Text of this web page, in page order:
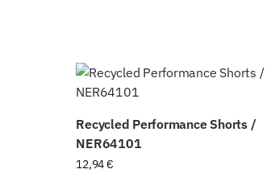
Recycled Performance Shorts /
NER64101
12,94€